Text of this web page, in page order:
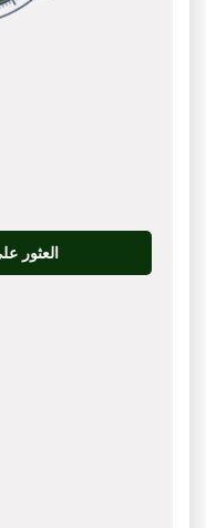
العثور